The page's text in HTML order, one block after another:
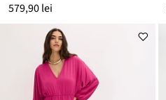
579,90 lei